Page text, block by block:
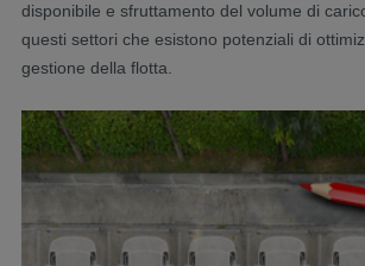
disponibile e sfruttamento del volume di
questi settori che esistono potenziali di
gestione della flotta.